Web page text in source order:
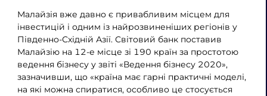
Малайзія вже давно є привабливим місцем для
інвестицій і одним із найрозвиненіших регіонів у
Південно-Східній Азії. Світовий банк поставив
Малайзію на 12-е місце зі 190 країн за простотою
ведення бізнесу у звіті «Ведення бізнесу 2020»,
зазначивши, що «країна має гарні практичні моделі,
на які можна спиратися, особливо це стосується